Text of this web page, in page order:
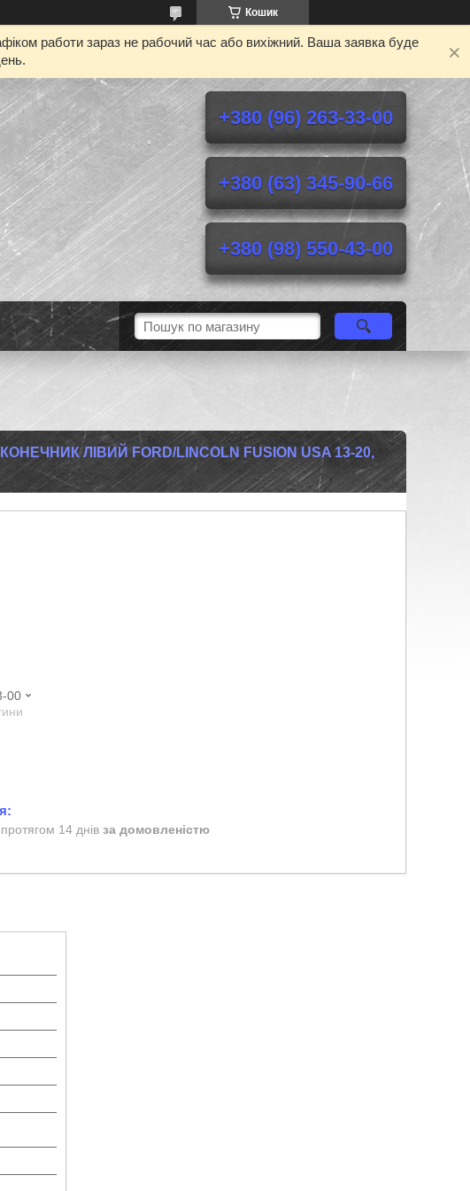
Кошик
работи зараз не рабочий час або вихіжний. Ваша заявка буде
+380 (96) 263-33-00
+380 (63) 345-90-66
+380 (98) 550-43-00
ЛІВИЙ FORD/LINCOLN FUSION USA 13-20,
00
14 днів за домовленістю